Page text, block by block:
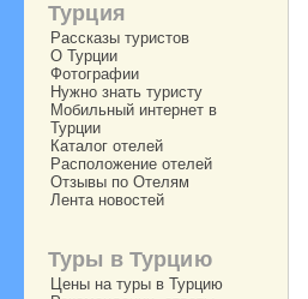
Турция
Рассказы туристов
О Турции
Фотографии
Нужно знать туристу
Мобильный интернет в
Турции
Каталог отелей
Расположение отелей
Отзывы по Отелям
Лента новостей
Туры в Турцию
Цены на туры в Турцию